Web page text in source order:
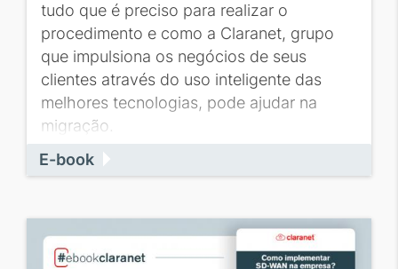
tudo que é preciso para realizar o
procedimento e como a Claranet, grupo
que impulsiona os negócios de seus
clientes através do uso inteligente das
melhores tecnologias, pode ajudar na
migração.
E-book